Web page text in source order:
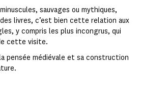
sauvages ou mythiques,
livres, c’est bien cette relation aux
y compris les plus incongrus, qui
cette visite.
pensée médiévale et sa construction